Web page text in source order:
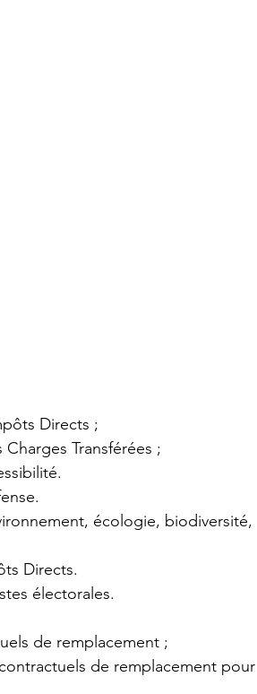
Directs ;
Transférées ;
Directs.
électorales.
de remplacement ;
de remplacement pour